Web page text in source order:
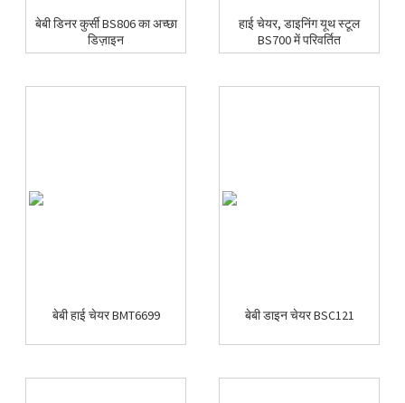
बेबी डिनर कुर्सी BS806 का अच्छा
डिज़ाइन
हाई चेयर, डाइनिंग यूथ स्टूल
BS700 में परिवर्तित
बेबी हाई चेयर BMT6699 बेबी डाइन चेयर BSC121